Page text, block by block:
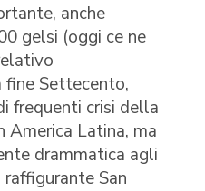
anche
gelsi (oggi ce ne
fine Settecento,
frequenti crisi della
America Latina, ma
drammatica agli
San